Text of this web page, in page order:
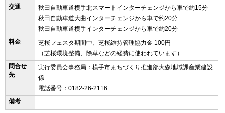
交通
秋田自動車道横手北スマートインターチェンジから車で約15分
秋田自動車道大曲インターチェンジから車で約20分
秋田自動車道横手インターチェンジから車で約20分
料金
芝桜フェスタ期間中、芝桜維持管理協力金 100円
（芝桜環境整備、除草などの経費に使われています）
問合せ
先
実行委員会事務局：横手市まちづくり推進部大森地域課産業建設
係
電話番号：0182-26-2116
備考